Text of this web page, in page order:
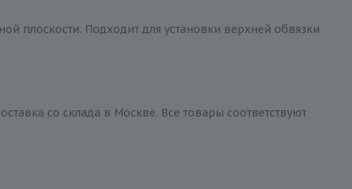
плоскости. Подходит для установки верхней обвязки
со склада в Москве. Все товары соответствуют